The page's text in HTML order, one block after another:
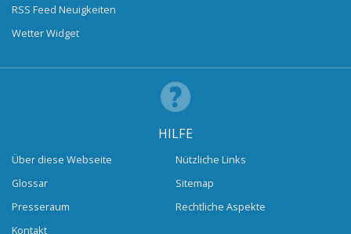
RSS Feed Neuigkeiten
Wetter Widget
HILFE
Über diese Webseite
Glossar
Presseraum
Kontakt
Nützliche Links
Sitemap
Rechtliche Aspekte